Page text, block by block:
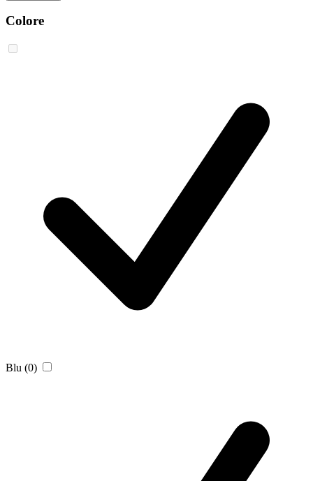
Colore
Blu (0)